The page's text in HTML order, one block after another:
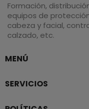
Formación,
equipos de
cabeza y facial,
calzado, etc.
MENÚ
SERVICIOS